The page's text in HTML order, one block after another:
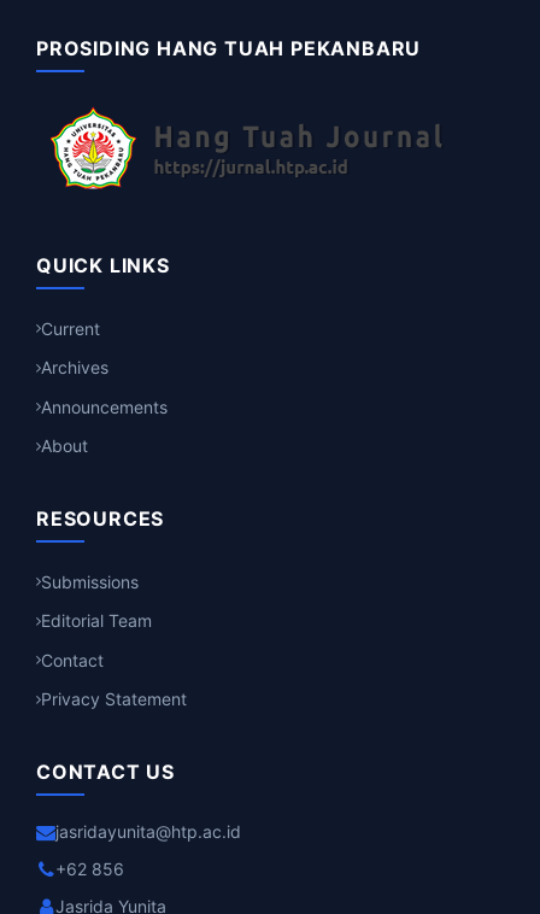
PROSIDING HANG TUAH PEKANBARU
QUICK LINKS
Current
Archives
Announcements
About
RESOURCES
Submissions
Editorial Team
Contact
Privacy Statement
CONTACT US
jasridayunita@htp.ac.id
+62 856
Jasrida Yunita